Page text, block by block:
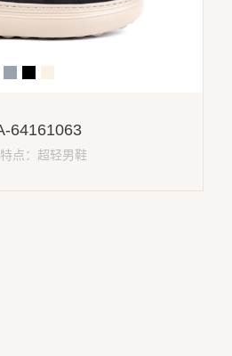
64161063
点：超轻男鞋